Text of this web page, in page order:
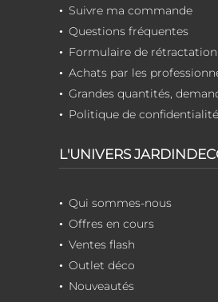
Suivre ma commande
Questions fréquentes
Formulaire de
Achats par les
Grandes quantités,
Politique de confidentialité
L'UNIVERS
Qui sommes-nous
Offres en cours
Ventes flash
Outlet déco
Nouveautés